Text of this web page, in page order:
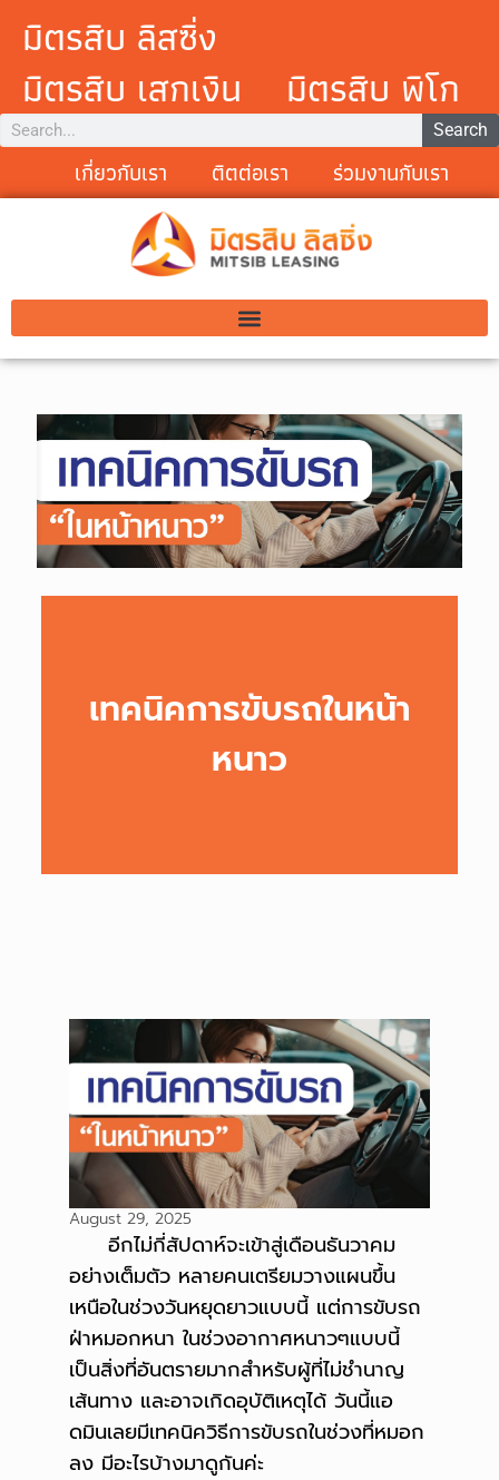
มิตรสิบ ลิสซิ่ง
มิตรสิบ เสกเงิน
มิตรสิบ พิโก
Search
เกี่ยวกับเรา ติตต่อเรา ร่วมงานกับเรา
เทคนิคการขับรถในหน้า
หนาว
August 29, 2025
อีกไม่กี่สัปดาห์จะเข้าสู่เดือนธันวาคม
อย่างเต็มตัว หลายคนเตรียมวางแผนขึ้น
เหนือในช่วงวันหยุดยาวแบบนี้ แต่การขับรถ
ฝ่าหมอกหนา ในช่วงอากาศหนาวๆแบบนี้
เป็นสิ่งที่อันตรายมากสำหรับผู้ที่ไม่ชำนาญ
เส้นทาง และอาจเกิดอุบัติเหตุได้ วันนี้แอ
ดมินเลยมีเทคนิควิธีการขับรถในช่วงที่หมอก
ลง มีอะไรบ้างมาดูกันค่ะ